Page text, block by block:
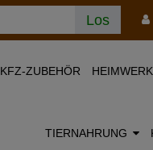
Los
KFZ-ZUBEHÖR
TIERNAHRUNG